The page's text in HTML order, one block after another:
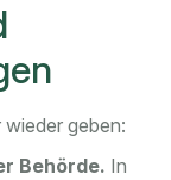
geben:
Behörde. In